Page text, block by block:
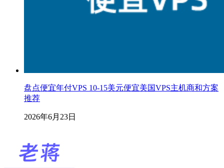
盘点便宜年付VPS 10-15美元便宜美国VPS主机商和方案
推荐
2026年6月23日